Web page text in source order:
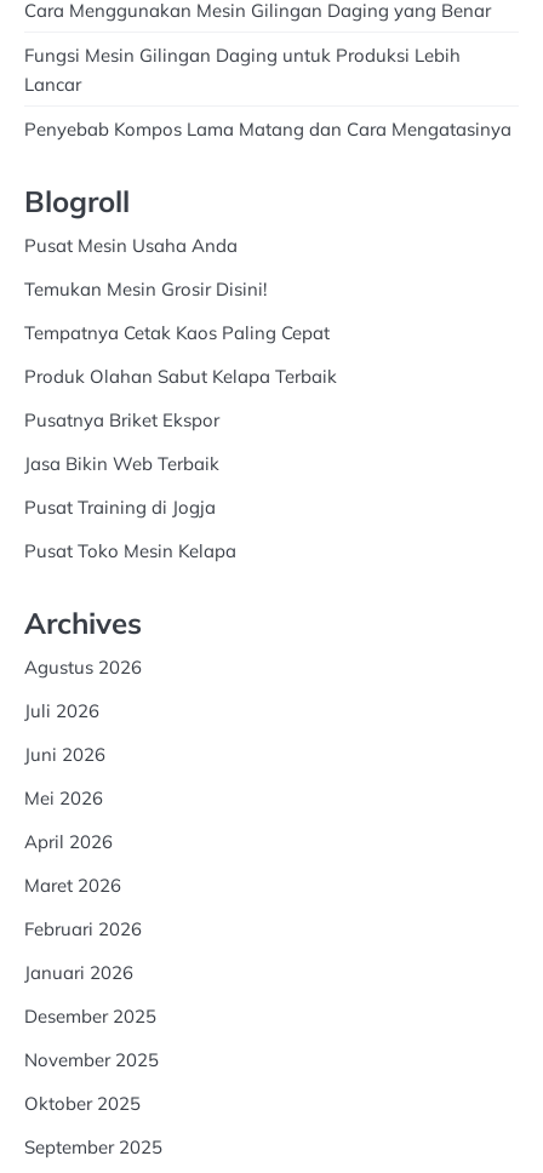
Cara Menggunakan Mesin Gilingan Daging yang Benar
Fungsi Mesin Gilingan Daging untuk Produksi Lebih
Lancar
Penyebab Kompos Lama Matang dan Cara Mengatasinya
Blogroll
Pusat Mesin Usaha Anda
Temukan Mesin Grosir Disini!
Tempatnya Cetak Kaos Paling Cepat
Produk Olahan Sabut Kelapa Terbaik
Pusatnya Briket Ekspor
Jasa Bikin Web Terbaik
Pusat Training di Jogja
Pusat Toko Mesin Kelapa
Archives
Agustus 2026
Juli 2026
Juni 2026
Mei 2026
April 2026
Maret 2026
Februari 2026
Januari 2026
Desember 2025
November 2025
Oktober 2025
September 2025